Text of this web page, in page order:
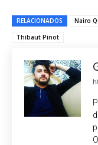
RELACIONADOS Nairo
Thibaut Pinot